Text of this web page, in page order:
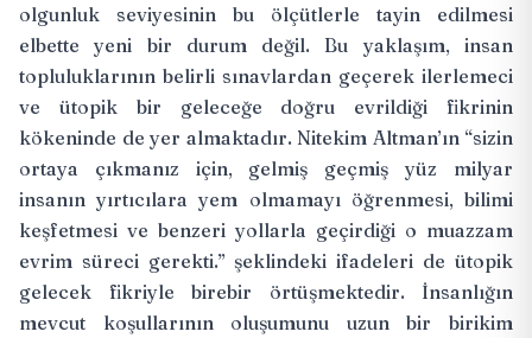
olgunluk seviyesinin bu ölçütlerle tayin edilmesi
elbette yeni bir durum değil. Bu yaklaşım, insan
topluluklarının belirli sınavlardan geçerek ilerlemeci
ve ütopik bir geleceğe doğru evrildiği fikrinin
kökeninde de yer almaktadır. Nitekim Altman’ın “sizin
ortaya çıkmanız için, gelmiş geçmiş yüz milyar
insanın yırtıcılara yem olmamayı öğrenmesi, bilimi
keşfetmesi ve benzeri yollarla geçirdiği o muazzam
evrim süreci gerekti.” şeklindeki ifadeleri de ütopik
gelecek fikriyle birebir örtüşmektedir. İnsanlığın
mevcut koşullarının oluşumunu uzun bir birikim